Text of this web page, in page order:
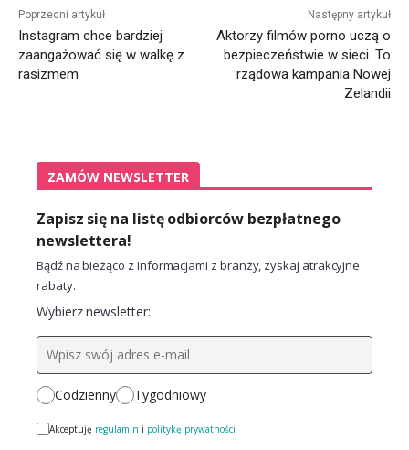
Poprzedni artykuł
Instagram chce bardziej
zaangażować się w walkę z
rasizmem
Następny artykuł
Aktorzy filmów porno uczą o
bezpieczeństwie w sieci. To
rządowa kampania Nowej
Zelandii
ZAMÓW NEWSLETTER
Zapisz się na listę odbiorców bezpłatnego
newslettera!
Bądź na bieżąco z informacjami z branży, zyskaj atrakcyjne
rabaty.
Wybierz newsletter:
Codzienny Tygodniowy
Akceptuję regulamin i politykę prywatności